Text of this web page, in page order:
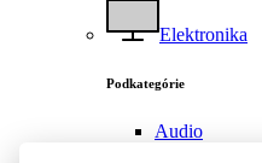
Elektronika
Podkategórie
Audio